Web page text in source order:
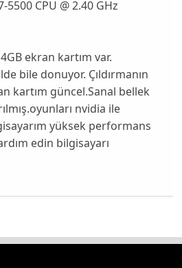
CPU @ 2.40 GHz
ekran kartım var.
bile donuyor. Çıldırmanın
kartım güncel.Sanal bellek
nvidia ile
yüksek performans
edin bilgisayarı